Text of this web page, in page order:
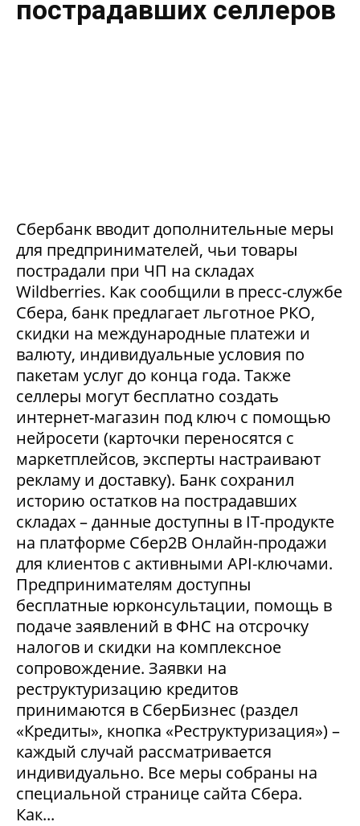
пострадавших селлеров
Сбербанк вводит дополнительные меры
для предпринимателей, чьи товары
пострадали при ЧП на складах
Wildberries. Как сообщили в пресс-службе
Сбера, банк предлагает льготное РКО,
скидки на международные платежи и
валюту, индивидуальные условия по
пакетам услуг до конца года. Также
селлеры могут бесплатно создать
интернет-магазин под ключ с помощью
нейросети (карточки переносятся с
маркетплейсов, эксперты настраивают
рекламу и доставку). Банк сохранил
историю остатков на пострадавших
складах – данные доступны в IT-продукте
на платформе Сбер2В Онлайн-продажи
для клиентов с активными API-ключами.
Предпринимателям доступны
бесплатные юрконсультации, помощь в
подаче заявлений в ФНС на отсрочку
налогов и скидки на комплексное
сопровождение. Заявки на
реструктуризацию кредитов
принимаются в СберБизнес (раздел
«Кредиты», кнопка «Реструктуризация») –
каждый случай рассматривается
индивидуально. Все меры собраны на
специальной странице сайта Сбера.
Как...